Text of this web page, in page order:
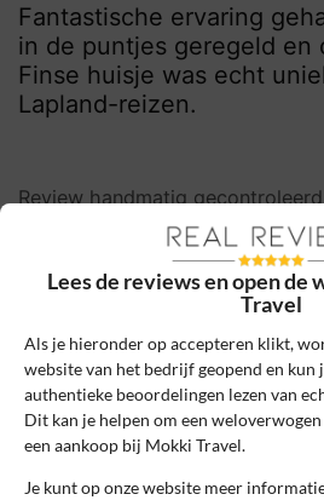
Fantastische ervaring
in de puntjes geregeld en
Finse huisje was echt
Lapland-reizen.
Review handmatig
Bekijk ons beleid
Reageer
Avery Moore 15 mei 2025,
Beoordeling: 10
Sfeervol huisje,
Lees de reviews en open de
Travel
Als je hieronder op accepteren klikt,
website van het bedrijf geopend en kun
authentieke beoordelingen lezen van
Dit kan je helpen om een
een aankoop bij Mokki Travel.
Je kunt op onze website meer